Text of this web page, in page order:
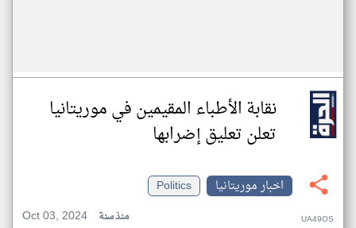
نقابة الأطباء المقيمين في موريتانيا
تعلن تعليق إضرابها
اخبار موريتانيا
Politics
Oct 03, 2024
منذ سنة UA49OS